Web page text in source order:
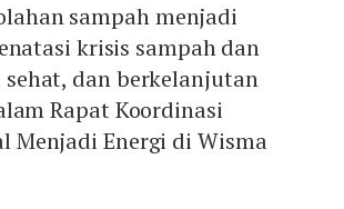
sampah menjadi
krisis sampah dan
dan berkelanjutan
Rapat Koordinasi
Menjadi Energi di Wisma